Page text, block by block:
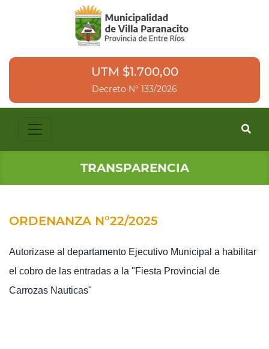
UTM $1.700,00
Decreto N° 133/2026
TRANSPARENCIA
ORDENANZA N°22/2025
Autorizase al departamento Ejecutivo Municipal a habilitar
el cobro de las entradas a la "Fiesta Provincial de
Carrozas Nauticas"